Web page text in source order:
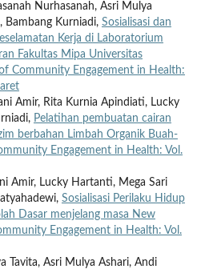
Nurhasanah, Asri Mulya
Bambang Kurniadi, Sosialisasi dan
Kerja di Laboratorium
Fakultas Mipa Universitas
Community Engagement in Health:
Amir, Rita Kurnia Apindiati, Lucky
Pelatihan pembuatan cairan
berbahan Limbah Organik Buah-
Engagement in Health: Vol.
Amir, Lucky Hartanti, Mega Sari
Sosialisasi Perilaku Hidup
Dasar menjelang masa New
Engagement in Health: Vol.
Tavita, Asri Mulya Ashari, Andi